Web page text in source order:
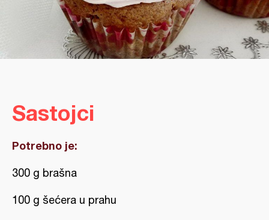
Sastojci
Potrebno je:
300 g brašna
100 g šećera u prahu